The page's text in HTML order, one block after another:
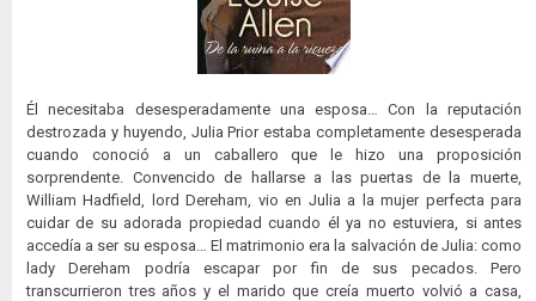
Él necesitaba desesperadamente una esposa… Con la reputación
destrozada y huyendo, Julia Prior estaba completamente desesperada
cuando conoció a un caballero que le hizo una proposición
sorprendente. Convencido de hallarse a las puertas de la muerte,
William Hadfield, lord Dereham, vio en Julia a la mujer perfecta para
cuidar de su adorada propiedad cuando él ya no estuviera, si antes
accedía a ser su esposa… El matrimonio era la salvación de Julia: como
lady Dereham podría escapar por fin de sus pecados. Pero
transcurrieron tres años y el marido que creía muerto volvió a casa,